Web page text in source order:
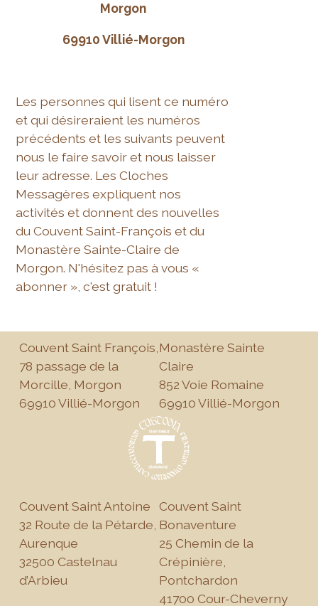
Morgon
69910 Villié-Morgon
Les personnes qui lisent ce numéro
et qui désireraient les numéros
précédents et les suivants peuvent
nous le faire savoir et nous laisser
leur adresse. Les Cloches
Messagères expliquent nos
activités et donnent des nouvelles
du Couvent Saint-François et du
Monastère Sainte-Claire de
Morgon. N'hésitez pas à vous «
abonner », c'est gratuit !
Couvent Saint François,
78 passage de la
Morcille, Morgon
69910 Villié-Morgon
Monastère Sainte
Claire
852 Voie Romaine
69910 Villié-Morgon
Couvent Saint Antoine
32 Route de la Pétarde,
Aurenque
32500 Castelnau
d’Arbieu
Couvent Saint
Bonaventure
25 Chemin de la
Crépinière,
Pontchardon
41700 Cour-Cheverny